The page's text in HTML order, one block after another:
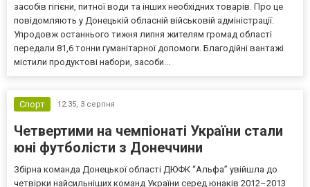
засобів гігієни, питної води та інших необхідних товарів. Про це
повідомляють у Донецькій обласній військовій адміністрації.
Упродовж останнього тижня липня жителям громад області
передали 81,6 тонни гуманітарної допомоги. Благодійні вантажі
містили продуктові набори, засоби...
Спорт 12:35, 3 серпня
Четвертими на чемпіонаті України стали
юні футболісти з Донеччини
Збірна команда Донецької області ДЮФК “Альфа” увійшла до
четвірки найсильніших команд України серед юнаків 2012–2013